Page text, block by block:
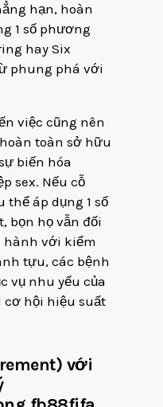
hạn, hoàn
1 số phương
hay Six
phung phá với
việc cũng nên
toàn sở hữu
biến hóa
sex. Nếu cỗ
áp dụng 1 số
bọn họ vẫn đối
hành với kiểm
tựu, các bệnh
vụ nhu yếu của
cơ hội hiệu suất
với